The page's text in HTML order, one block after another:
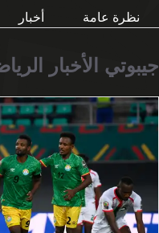
نظرة عامة أخبار
جيبوتي الأخبار